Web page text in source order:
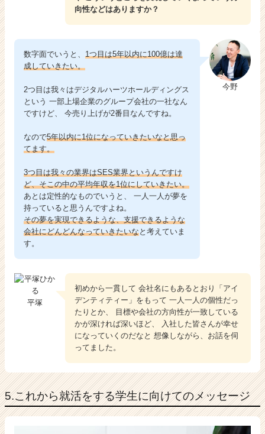
向性などはありますか？
今野
数字面でいうと、 1つ目は5年以内に100億は達
成していきたい。
2つ目は我々はデジタルハーツホールディングス
という 一部上場企業のグループ会社の一社なん
ですけど、 今売り上げが2番目なんですね。
なので5年以内に1位になっていきたいなと思っ
てます。
3つ目は我々の業界はSES業界というんですけ
ど、そこの中の平均年収を1位にしていきたい。
あとは定性的なものでいうと、 一人一人が夢を
持っていると思うんですよね。
その夢を実現できるような、支援できるような
会社にどんどんなっていきたいなと考えていま
す。
平塚
初めから一貫して 会社名にもあるとおり「アイ
デンティティー」をもって 一人一人の個性だっ
たりとか、 目標や会社の方向性が一致している
かが深ければ深いほど、 入社した皆さんが幸せ
になっていくのだなと 想像しながら、お話を伺
ってました。
5.これから就活をする学生に向けてのメッセージ